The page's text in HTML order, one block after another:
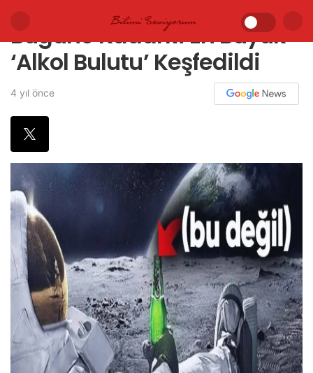
Bugüne Kadarki En Büyük
‘Alkol Bulutu’ Keşfedildi
4 yıl önce